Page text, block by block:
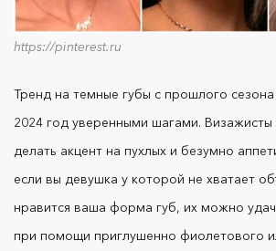
в привычных для нас черных
оранжевых и медных. Визажисты
переносят цвет упавших листьев
устоит ни один мужчина. Этот
яркий макияж выгодно
глаз и визуально сделает их
оранжевого сейчас на пике своей
поэтому с гордостью носите
и будьте уверенными в себе на
https://pinterest.ru
Тренд на темные губы с прошлого
2024 год уверенными шагами.
делать акцент на пухлых и безумно
если вы девушка у которой не хватает
нравится ваша форма губ, их можно
при помощи приглушенно фиолетового